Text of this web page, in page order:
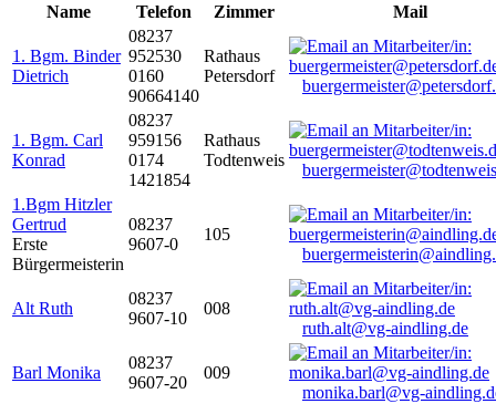
Name
Telefon Zimmer Mail
1. Bgm. Binder
Dietrich
08237
952530
0160
90664140
Rathaus
Petersdorf
1. Bgm. Carl
Konrad
08237
959156
0174
1421854
Rathaus
Todtenweis
1.Bgm Hitzler
Gertrud
Erste
Bürgermeisterin
08237
9607-0
105
Alt Ruth
08237
9607-10
008
ruth.alt@vg-aindling.de
Barl Monika
08237
9607-20
009
monika.barl@vg-